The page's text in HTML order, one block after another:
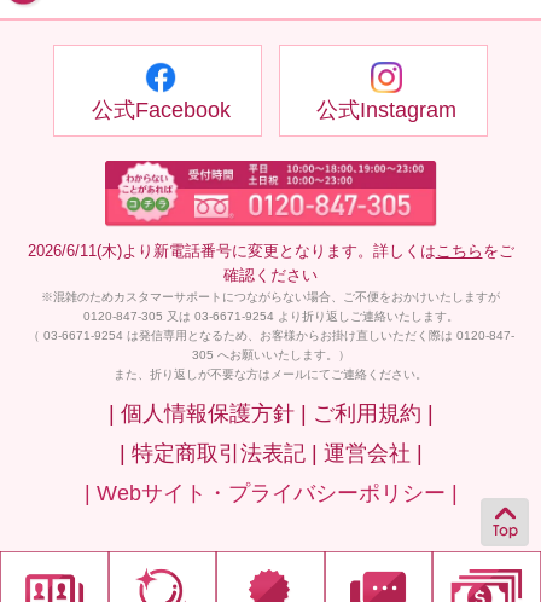
公式Facebook 公式Instagram
2026/6/11(木)より新電話番号に変更となります。詳しくは こちら をご
確認ください
※混雑のためカスタマーサポートにつながらない場合、ご不便をおかけいたしますが
0120-847-305 又は 03-6671-9254 より折り返しご連絡いたします。
（ 03-6671-9254 は発信専用となるため、お客様からお掛け直しいただく際は 0120-847-
305 へお願いいたします。）
また、折り返しが不要な方はメールにてご連絡ください。
| 個人情報保護方針 | ご利用規約 |
| 特定商取引法表記 | 運営会社 |
| Webサイト・プライバシーポリシー |